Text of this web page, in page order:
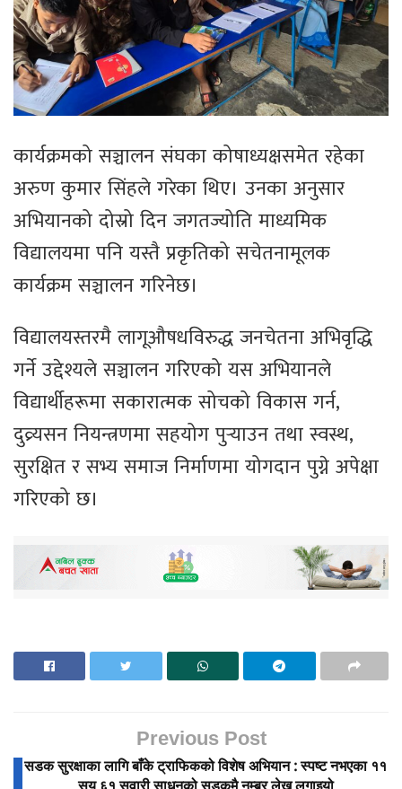
कार्यक्रमको सञ्चालन संघका कोषाध्यक्षसमेत रहेका
अरुण कुमार सिंहले गरेका थिए। उनका अनुसार
अभियानको दोस्रो दिन जगतज्योति माध्यमिक
विद्यालयमा पनि यस्तै प्रकृतिको सचेतनामूलक
कार्यक्रम सञ्चालन गरिनेछ।
विद्यालयस्तरमै लागूऔषधविरुद्ध जनचेतना अभिवृद्धि
गर्ने उद्देश्यले सञ्चालन गरिएको यस अभियानले
विद्यार्थीहरूमा सकारात्मक सोचको विकास गर्न,
दुव्र्यसन नियन्त्रणमा सहयोग पुर्‍याउन तथा स्वस्थ,
सुरक्षित र सभ्य समाज निर्माणमा योगदान पुग्ने अपेक्षा
गरिएको छ।
Previous Post
सडक सुरक्षाका लागि बाँके ट्राफिकको विशेष अभियान : स्पष्ट नभएका ११